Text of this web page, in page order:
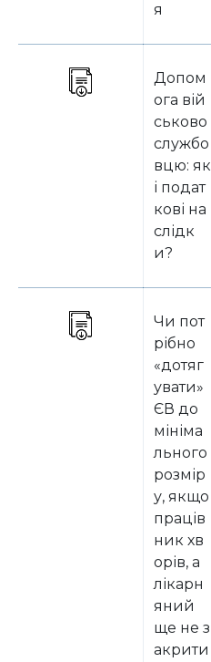
я
Допом
ога вій
ськово
службо
вцю: як
і подат
кові на
слідк
и?
Чи пот
рібно
«дотяг
увати»
ЄВ до
мініма
льного
розмір
у, якщо
праців
ник хв
орів, а
лікарн
яний
ще не з
акрити